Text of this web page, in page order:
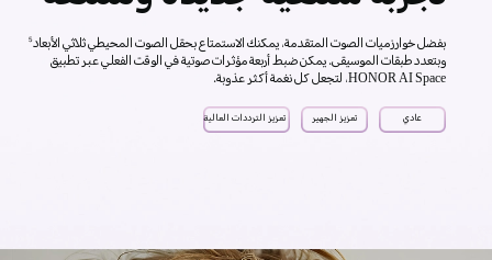
بفضل خوارزميات الصوت المتقدمة، يمكنك الاستمتاع بحقل الصوت المحيطي ثلاثي الأبعاد5
وبتعدد طبقات الموسيقى. يمكن ضبط أربعة مؤثرات صوتية في الوقت الفعلي عبر تطبيق
HONOR AI Space، لتجعل كل نغمة أكثر عذوبة.
عادي تعزيز الجهير تعزيز الترددات العالية